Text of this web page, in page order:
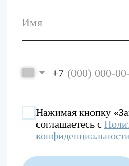
harmonymed@mail.ru
Цены
Наши специалисты
Услуги
О нас
+ 7 (495) 999 50 03